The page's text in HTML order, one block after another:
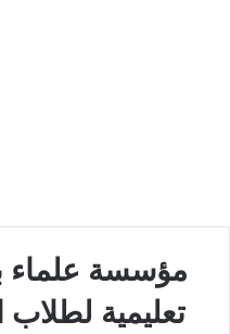
مؤسسة علماء
تعليمية لطلاب